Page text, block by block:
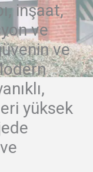
inşaat,
ve
ve
yüksek